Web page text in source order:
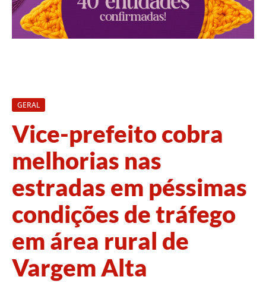
GERAL
Vice-prefeito cobra
melhorias nas
estradas em péssimas
condições de tráfego
em área rural de
Vargem Alta